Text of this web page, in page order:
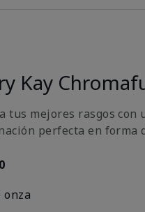
Kay
tus mejores rasgos
perfecta en forma
onza